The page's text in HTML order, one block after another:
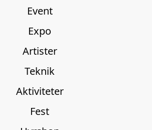
Event
Expo
Artister
Teknik
Aktiviteter
Fest